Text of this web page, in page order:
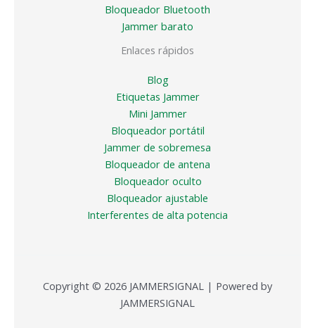
Bloqueador Bluetooth
Jammer barato
Enlaces rápidos
Blog
Etiquetas Jammer
Mini Jammer
Bloqueador portátil
Jammer de sobremesa
Bloqueador de antena
Bloqueador oculto
Bloqueador ajustable
Interferentes de alta potencia
Copyright © 2026 JAMMERSIGNAL | Powered by
JAMMERSIGNAL